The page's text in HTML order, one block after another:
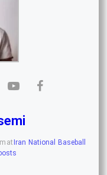
atIran National Baseball